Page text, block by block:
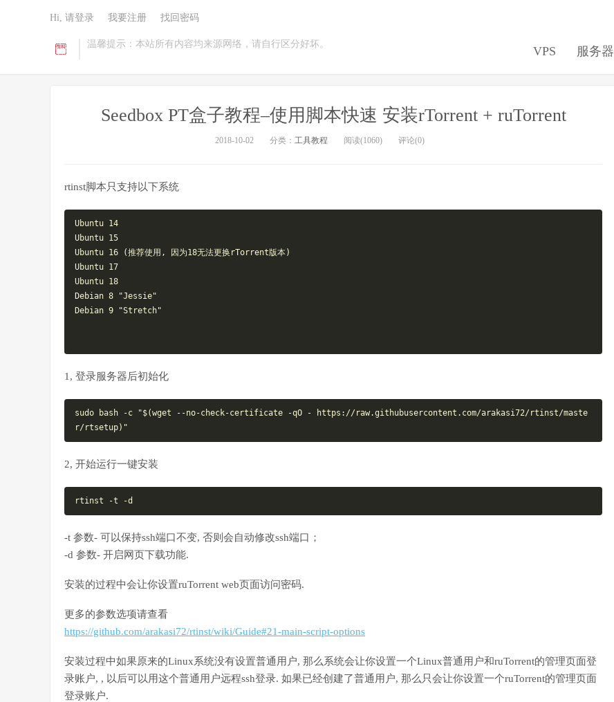
温馨提示：本站所有内容均来源网络，请自行区分好坏。
VPS 服务器
Hi, 请登录 我要注册 找回密码
Seedbox PT盒子教程–使用脚本快速 安装rTorrent + ruTorrent
2018-10-02 分类： 工具教程 阅读(1060) 评论(0)
rtinst脚本只支持以下系统
Ubuntu 14
Ubuntu 15
Ubuntu 16 (推荐使用, 因为18无法更换rTorrent版本)
Ubuntu 17
Ubuntu 18
Debian 8
"Jessie"
Debian 9 "Stretch"
1, 登录服务器后初始化
sudo bash -c
"$(wget --no-check-certificate -qO - https://raw.githubusercontent.com/arakasi72/rtinst/maste
r/rtsetup)"
2, 开始运行一键安装
rtinst
-t 参数- 可以保持ssh端口不变, 否则会自动修改ssh端口；
-d 参数- 开启网页下载功能.
安装的过程中会让你设置ruTorrent web页面访问密码.
更多的参数选项请查看
https://github.com/arakasi72/rtinst/wiki/Guide#21-main-script-options
安装过程中如果原来的Linux系统没有设置普通用户, 那么系统会让你设置一个Linux普通用户和ruTorrent的管理页面登
录账户, , 以后可以用这个普通用户远程ssh登录. 如果已经创建了普通用户, 那么只会让你设置一个ruTorrent的管理页面
登录账户.